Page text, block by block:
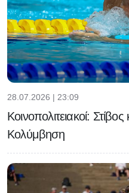
28.07.2026 | 23:09
Κοινοπολιτειακοί:
Κολύμβηση